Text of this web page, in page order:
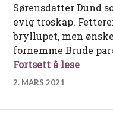
Sørensdatter Dund
evig troskap.
bryllupet, men
fornemme Brude
Fortsett å leseDet
2. MARS 2021